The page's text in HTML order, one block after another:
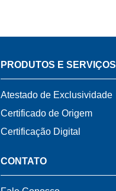
PRODUTOS E SERVIÇOS
Atestado de Exclusividade
Certificado de Origem
Certificação Digital
CONTATO